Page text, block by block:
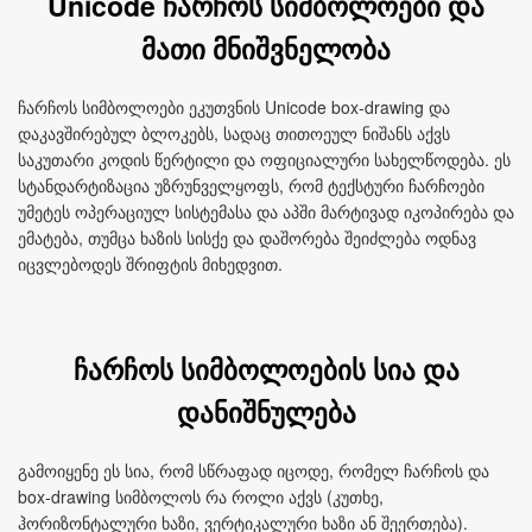
მათი მნიშვნელობა
ჩარჩოს სიმბოლოები ეკუთვნის Unicode box‑drawing და
დაკავშირებულ ბლოკებს, სადაც თითოეულ ნიშანს აქვს
საკუთარი კოდის წერტილი და ოფიციალური სახელწოდება. ეს
სტანდარტიზაცია უზრუნველყოფს, რომ ტექსტური ჩარჩოები
უმეტეს ოპერაციულ სისტემასა და აპში მარტივად იკოპირება და
ემატება, თუმცა ხაზის სისქე და დაშორება შეიძლება ოდნავ
იცვლებოდეს შრიფტის მიხედვით.
ჩარჩოს სიმბოლოების სია და
დანიშნულება
გამოიყენე ეს სია, რომ სწრაფად იცოდე, რომელ ჩარჩოს და
box‑drawing სიმბოლოს რა როლი აქვს (კუთხე,
ჰორიზონტალური ხაზი, ვერტიკალური ხაზი ან შეერთება).